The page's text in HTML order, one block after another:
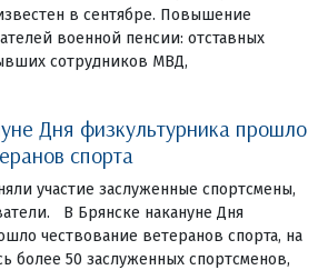
в сентябре. Повышение
военной пенсии: отставных
сотрудников МВД,
Дня физкультурника прошло
спорта
участие заслуженные спортсмены,
В Брянске накануне Дня
чествование ветеранов спорта, на
более 50 заслуженных спортсменов,